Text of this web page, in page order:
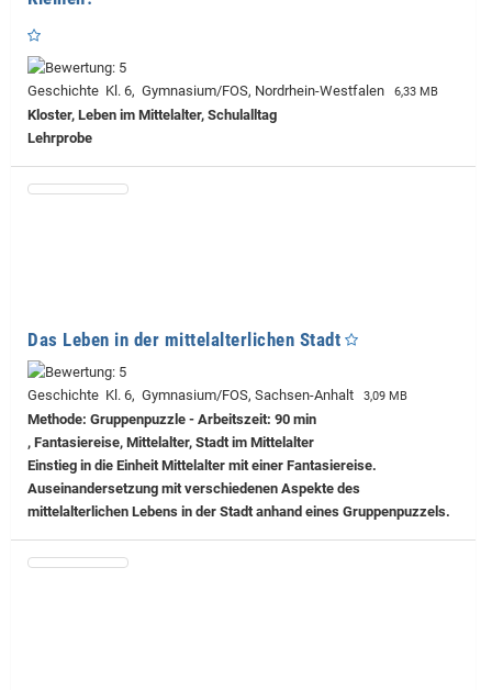
Geschichte Kl. 6, Gymnasium/FOS, Nordrhein-Westfalen 6,33 MB
Kloster, Leben im Mittelalter, Schulalltag
Lehrprobe
Das Leben in der mittelalterlichen Stadt
Geschichte Kl. 6, Gymnasium/FOS, Sachsen-Anhalt 3,09 MB
Methode: Gruppenpuzzle - Arbeitszeit: 90 min
, Fantasiereise, Mittelalter, Stadt im Mittelalter
Einstieg in die Einheit Mittelalter mit einer Fantasiereise.
Auseinandersetzung mit verschiedenen Aspekte des
mittelalterlichen Lebens in der Stadt anhand eines Gruppenpuzzels.